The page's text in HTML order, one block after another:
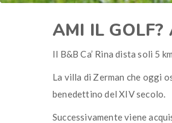
AMI IL GOLF?
Il B&B Ca’ Rina dista soli 5
La villa di Zerman che oggi
benedettino del XIV secolo.
Successivamente viene